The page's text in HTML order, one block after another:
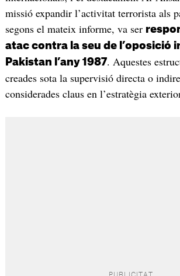
missió expandir l’activitat terrorista als
segons el mateix informe, va ser
atac contra la seu de l’oposició
Pakistan l’any 1987. Aquestes
creades sota la supervisió directa o
considerades claus en l’estratègia